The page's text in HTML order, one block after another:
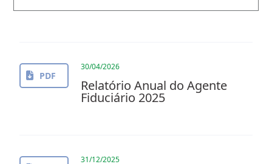
PDF
30/04/2026
Relatório Anual do Agente
Fiduciário 2025
31/12/2025